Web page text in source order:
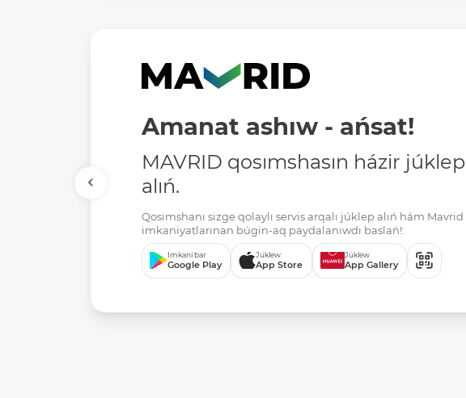
Amanat ashıw - ańsat!
MAVRID qosımshasın házir júklep
alıń.
Qosımshanı sizge qolaylı servis arqalı júklep alıń hám Mavrid
imkaniyatlarınan búgin-aq paydalanıwdı baslań!:
Imkani bar
Google Play
Júklew
App Store
Júklew
App Gallery